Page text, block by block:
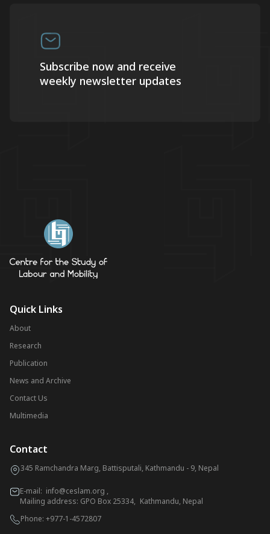
Subscribe now and receive
weekly newsletter updates
Quick Links
About
Research
Publication
News and Archive
Contact Us
Multimedia
Contact
345 Ramchandra Marg, Battisputali, Kathmandu - 9, Nepal
E-mail: info@ceslam.org ,
Mailing address: GPO Box 25334, Kathmandu, Nepal
Phone: +977-1-4572807